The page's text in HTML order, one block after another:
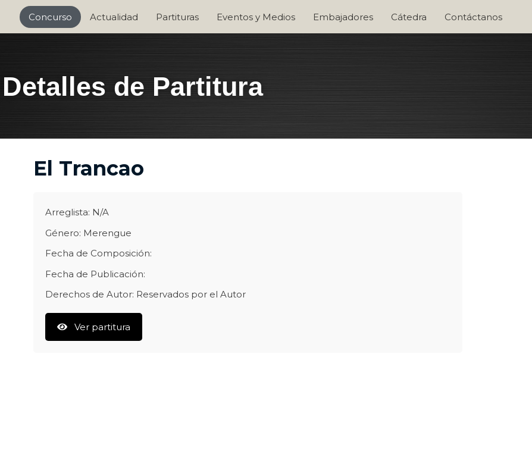
Concurso Actualidad Partituras Eventos y Medios Embajadores Cátedra Contáctanos
Detalles de Partitura
El Trancao
Arreglista: N/A
Género: Merengue
Fecha de Composición:
Fecha de Publicación:
Derechos de Autor: Reservados por el Autor
Ver partitura